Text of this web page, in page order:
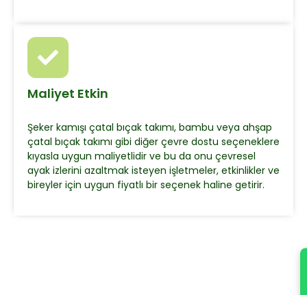
Maliyet Etkin
Şeker kamışı çatal bıçak takımı, bambu veya ahşap
çatal bıçak takımı gibi diğer çevre dostu seçeneklere
kıyasla uygun maliyetlidir ve bu da onu çevresel
ayak izlerini azaltmak isteyen işletmeler, etkinlikler ve
bireyler için uygun fiyatlı bir seçenek haline getirir.